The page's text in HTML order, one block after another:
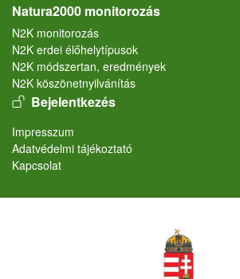
Natura2000 monitorozás
N2K monitorozás
N2K erdei élőhelytípusok
N2K módszertan, eredmények
N2K köszönetnyilvánítás
User account menu
Bejelentkezés
Lábléc
Impresszum
Adatvédelmi tájékoztató
Kapcsolat